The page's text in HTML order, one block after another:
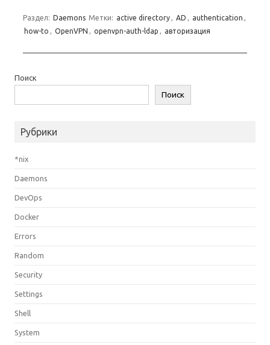
Раздел: Daemons Метки: active directory, AD , authentication ,
how-to , OpenVPN , openvpn-auth-ldap , авторизация
Поиск
Поиск
Рубрики
*nix
Daemons
DevOps
Docker
Errors
Random
Security
Settings
Shell
System